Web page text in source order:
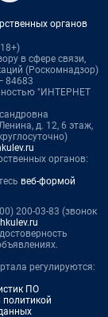
органов
в сфере связи,
(Роскомнадзор)
84683
"ИНТЕРНЕТ
д. 12, 6 этаж,
органов:
веб-формой
200-03-83 (звонок
регулируются:
ПО